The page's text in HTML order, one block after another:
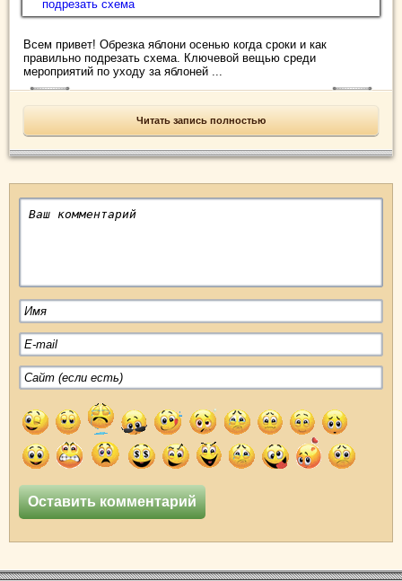
Всем привет! Обрезка яблони осенью когда сроки и как
правильно подрезать схема. Ключевой вещью среди
мероприятий по уходу за яблоней ...
Читать запись полностью